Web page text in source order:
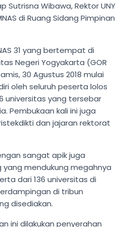
Sutrisna Wibawa, Rektor UNY
di Ruang Sidang Pimpinan
31 yang bertempat di
Negeri Yogyakarta (GOR
30 Agustus 2018 mulai
oleh seluruh peserta lolos
universitas yang tersebar
Pembukaan kali ini juga
dan jajaran rektorat
sangat apik juga
mendukung megahnya
dari 136 universitas di
di tribun
disediakan.
ini dilakukan penyerahan